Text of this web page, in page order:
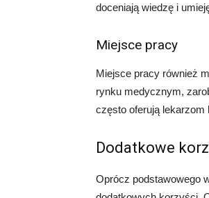
doceniają wiedzę i
Miejsce pracy
Miejsce pracy również
rynku medycznym,
często oferują lekarzom
Dodatkowe
Oprócz podstawowego